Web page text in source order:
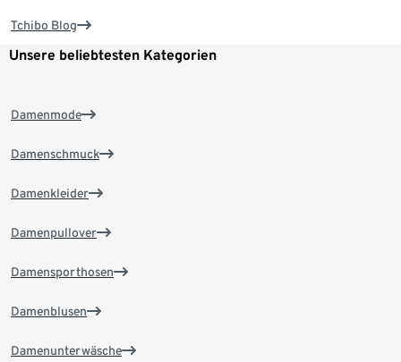
Tchibo Blog
Unsere beliebtesten Kategorien
Damenmode
Damenschmuck
Damenkleider
Damenpullover
Damensporthosen
Damenblusen
Damenunterwäsche